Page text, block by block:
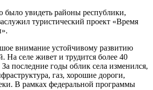
было увидеть районы республики,
туристический проект «Время
внимание устойчивому развитию
На селе живет и трудится более 40
последние годы облик села изменился,
газ, хорошие дороги,
В рамках федеральной программы